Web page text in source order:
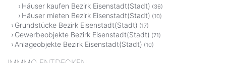
Häuser kaufen Bezirk Eisenstadt(Stadt) (36)
Häuser mieten Bezirk Eisenstadt(Stadt) (10)
Grundstücke Bezirk Eisenstadt(Stadt) (17)
Gewerbeobjekte Bezirk Eisenstadt(Stadt) (71)
Anlageobjekte Bezirk Eisenstadt(Stadt) (10)